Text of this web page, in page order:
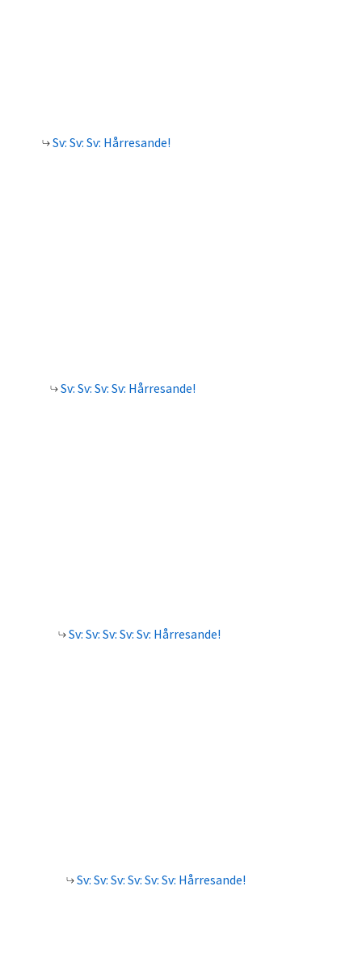
Sv: Sv: Sv: Hårresande!
Sv: Sv: Sv: Sv: Hårresande!
Sv: Sv: Sv: Sv: Sv: Hårresande!
Sv: Sv: Sv: Sv: Sv: Sv: Hårresande!